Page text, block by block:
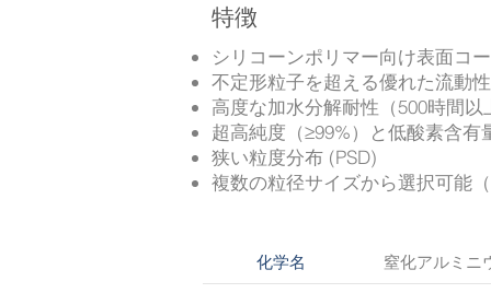
特徴
シリコーンポリマー向け表面コ
不定形粒子を超える優れた流動
高度な加水分解耐性（500時間以
超高純度（≥99%）と低酸素含有
狭い粒度分布 (PSD)
複数の粒径サイズから選択可能（
窒化アルミニ
化学名